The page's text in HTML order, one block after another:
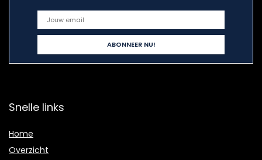
Snelle links
Home
Overzicht